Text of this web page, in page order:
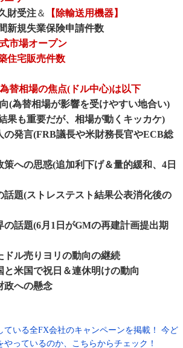
財受注＆
【除輸送用機器】
新規失業保険申請件数
市場オープン
住宅販売件数
替相場の焦点(ドル中心)は以下
(為替相場が影響を受けやすい地合い)
果も重要だが、相場が動くキッカケ)
の発言(FRB議長や米財務長官やECB総
への思惑(追加利下げ＆量的緩和、4日
話題(ストレステスト結果公表消化後の
の話題(6月1日がGMの再建計画提出期
ドル売りヨリの動向の継続
と米国で祝日＆連休明けの動向
政への懸念
ている全FX会社のキャンペーンを掲載！ 今ど
っているのか、こちらからチェック！